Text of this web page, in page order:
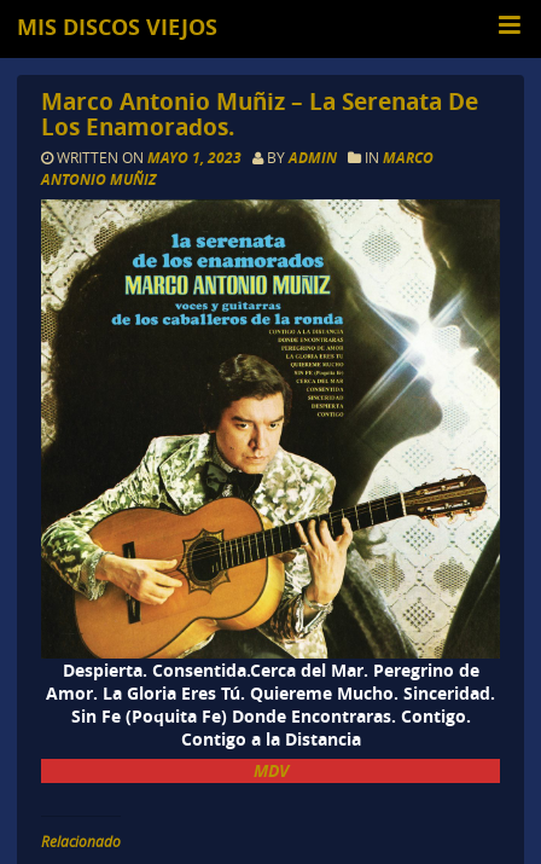
MIS DISCOS VIEJOS
Marco Antonio Muñiz – La Serenata De
Los Enamorados.
WRITTEN ON MAYO 1, 2023 BYADMIN IN MARCO
ANTONIO MUÑIZ
Despierta. Consentida.Cerca del Mar. Peregrino de
Amor. La Gloria Eres Tú. Quiereme Mucho. Sinceridad.
Sin Fe (Poquita Fe) Donde Encontraras. Contigo.
Contigo a la Distancia
MDV
Relacionado